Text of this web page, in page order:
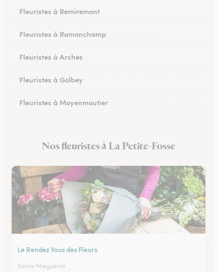
Fleuristes à Remiremont
Fleuristes à Ramonchamp
Fleuristes à Arches
Fleuristes à Golbey
Fleuristes à Moyenmoutier
Fleuristes à Charmes
Nos fleuristes à La Petite-Fosse
Le Rendez Vous des Fleurs
Sainte Marguerite